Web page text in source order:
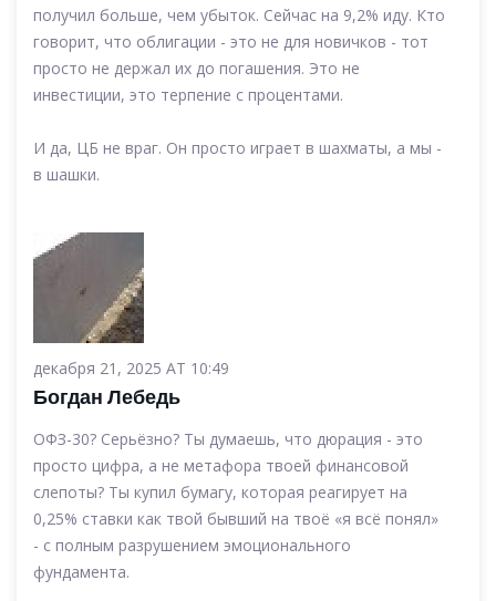
получил больше, чем убыток. Сейчас на 9,2% иду. Кто
говорит, что облигации - это не для новичков - тот
просто не держал их до погашения. Это не
инвестиции, это терпение с процентами.
И да, ЦБ не враг. Он просто играет в шахматы, а мы -
в шашки.
декабря 21, 2025 AT 10:49
Богдан Лебедь
ОФЗ-30? Серьёзно? Ты думаешь, что дюрация - это
просто цифра, а не метафора твоей финансовой
слепоты? Ты купил бумагу, которая реагирует на
0,25% ставки как твой бывший на твоё «я всё понял»
- с полным разрушением эмоционального
фундамента.